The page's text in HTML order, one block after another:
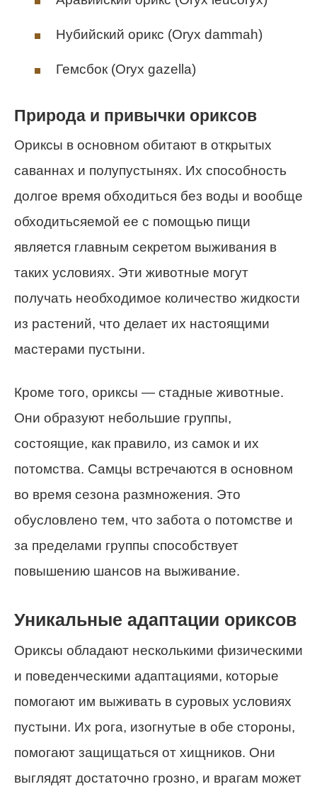
Нубийский орикс (Oryx dammah)
Гемсбок (Oryx gazella)
Природа и привычки ориксов
Ориксы в основном обитают в открытых
саваннах и полупустынях. Их способность
долгое время обходиться без воды и вообще
обходитьсяемой ее с помощью пищи
является главным секретом выживания в
таких условиях. Эти животные могут
получать необходимое количество жидкости
из растений, что делает их настоящими
мастерами пустыни.
Кроме того, ориксы — стадные животные.
Они образуют небольшие группы,
состоящие, как правило, из самок и их
потомства. Самцы встречаются в основном
во время сезона размножения. Это
обусловлено тем, что забота о потомстве и
за пределами группы способствует
повышению шансов на выживание.
Уникальные адаптации ориксов
Ориксы обладают несколькими физическими
и поведенческими адаптациями, которые
помогают им выживать в суровых условиях
пустыни. Их рога, изогнутые в обе стороны,
помогают защищаться от хищников. Они
выглядят достаточно грозно, и врагам может